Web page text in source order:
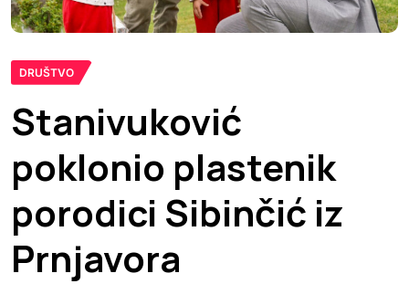
DRUŠTVO
Stanivuković
poklonio plastenik
porodici Sibinčić iz
Prnjavora